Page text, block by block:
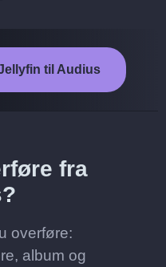
til Audius
fra
overføre:
album og